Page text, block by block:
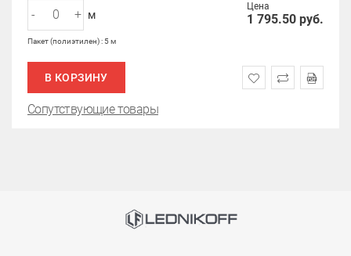
Цена
1 795.50 руб.
- + м
Пакет (полиэтилен) : 5 м
В КОРЗИНУ
Сопутствующие товары